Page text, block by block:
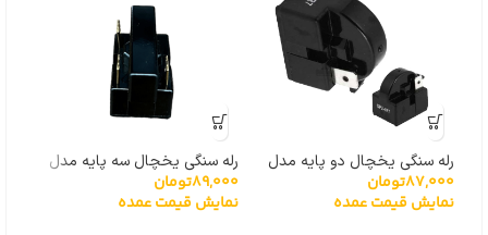
رله سنگی یخچال دو پایه مدل
نیم‌دایره
87,000تومان
نمایش قیمت عمده
رله سنگی یخچال سه پایه مدل
مکعبی
89,000تومان
نمایش قیمت عمده